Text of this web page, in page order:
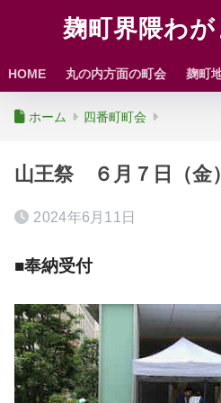
麹町界隈わ
HOME 丸の内方面の町会 麹町
ホーム 四番町町会
山王祭 ６月７日（
2024年6月11日
■奉納受付